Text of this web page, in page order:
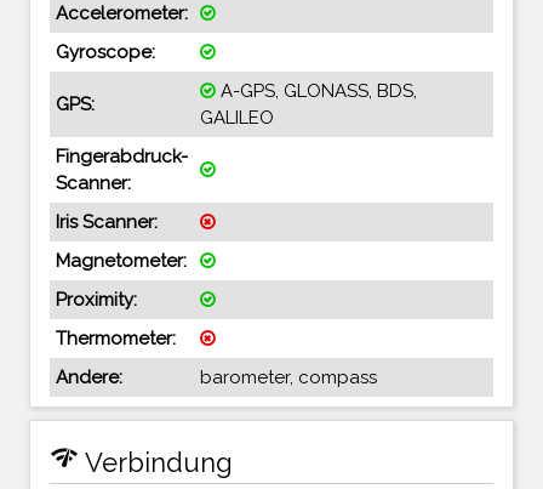
Accelerometer:
Gyroscope:
GPS:
A-GPS, GLONASS, BDS,
GALILEO
Fingerabdruck-
Scanner:
Iris Scanner:
Magnetometer:
Proximity:
Thermometer:
Andere:
barometer, compass
network_check Verbindung